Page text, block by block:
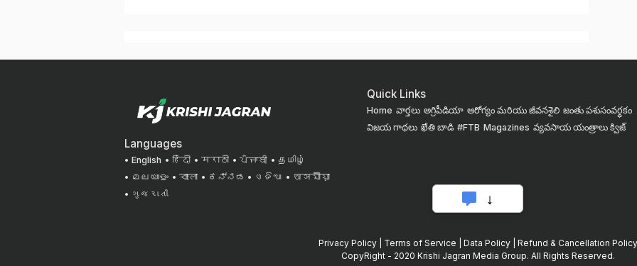
Languages
English हिंदी मराठी ਪੰਜਾਬੀ
தமிழ்
മലയാളം
বাংলা ಕನ್ನಡ ଓଡିଆ
অসমীয়া
ગુજરાતી
Quick Links
Home వార్తలు అగ్రిపీడియా ఆరోగ్యం మరియు జీవనశైలి జంతు పశుసంవర్ధకం
విజయ గాథలు ఖేతి బాడి #FTB Magazines వ్యవసాయ యంత్రాలుక్విజ్
Privacy Policy| Terms of Service Data Policy| Refund & Cancellation Policy
CopyRight - 2020 Krishi Jagran Media Group. All Rights Reserved.